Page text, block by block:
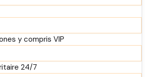
y compris VIP
24/7